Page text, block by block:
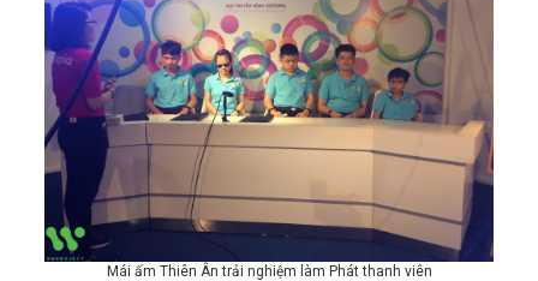
Mái ấm Thiên Ân trải nghiệm làm Phát thanh viên